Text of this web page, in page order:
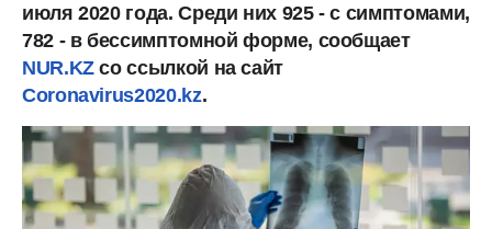
июля 2020 года. Среди них 925 - с симптомами,
782 - в бессимптомной форме, сообщает
NUR.KZсо ссылкой на сайт
Coronavirus2020.kz.